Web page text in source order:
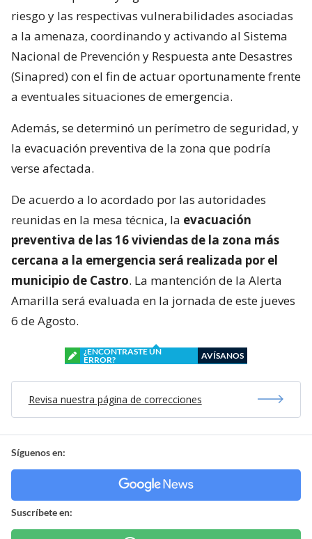
riesgo y las respectivas vulnerabilidades asociadas
a la amenaza, coordinando y activando al Sistema
Nacional de Prevención y Respuesta ante Desastres
(Sinapred) con el fin de actuar oportunamente frente
a eventuales situaciones de emergencia.
Además, se determinó un perímetro de seguridad, y
la evacuación preventiva de la zona que podría
verse afectada.
De acuerdo a lo acordado por las autoridades
reunidas en la mesa técnica, la evacuación
preventiva de las 16 viviendas de la zona más
cercana a la emergencia será realizada por el
municipio de Castro. La mantención de la Alerta
Amarilla será evaluada en la jornada de este jueves
6 de Agosto.
¿ENCONTRASTE UN
ERROR?
AVÍSANOS
Revisa nuestra página de correcciones
Síguenos en:
Suscríbete en: